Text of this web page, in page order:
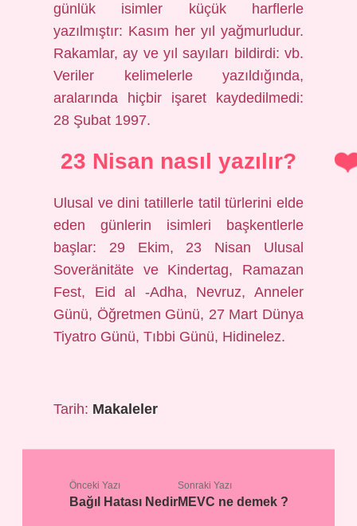
günlük isimler küçük harflerle
yazılmıştır: Kasım her yıl yağmurludur.
Rakamlar, ay ve yıl sayıları bildirdi: vb.
Veriler kelimelerle yazıldığında,
aralarında hiçbir işaret kaydedilmedi:
28 Şubat 1997.
23 Nisan nasıl yazılır?
Ulusal ve dini tatillerle tatil türlerini elde
eden günlerin isimleri başkentlerle
başlar: 29 Ekim, 23 Nisan Ulusal
Soveränitäte ve Kindertag, Ramazan
Fest, Eid al -Adha, Nevruz, Anneler
Günü, Öğretmen Günü, 27 Mart Dünya
Tiyatro Günü, Tıbbi Günü, Hidinelez.
Tarih: Makaleler
Önceki Yazı
Bağıl Hatası Nedir
Sonraki Yazı
MEVC ne demek ?